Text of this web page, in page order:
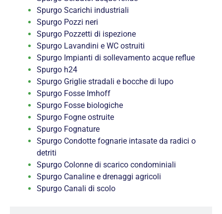
Spurgo Scarichi industriali
Spurgo Pozzi neri
Spurgo Pozzetti di ispezione
Spurgo Lavandini e WC ostruiti
Spurgo Impianti di sollevamento acque reflue
Spurgo h24
Spurgo Griglie stradali e bocche di lupo
Spurgo Fosse Imhoff
Spurgo Fosse biologiche
Spurgo Fogne ostruite
Spurgo Fognature
Spurgo Condotte fognarie intasate da radici o
detriti
Spurgo Colonne di scarico condominiali
Spurgo Canaline e drenaggi agricoli
Spurgo Canali di scolo